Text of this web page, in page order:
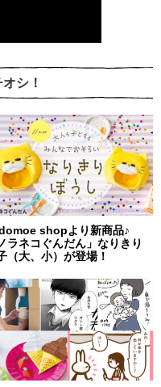
シ！
shopより新商品♪
ラネコぐんだん」なりきり
（大、小）が登場！